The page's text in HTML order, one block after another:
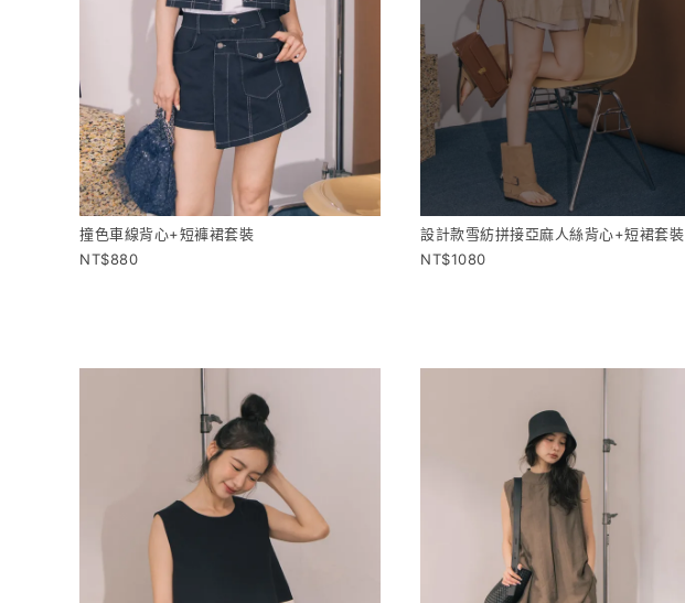
撞色車線背心+短褲裙套裝
880
設計款雪紡拼接亞麻人絲背心+短裙套裝
1080